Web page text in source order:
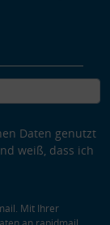
Daten genutzt
weiß, dass ich
Mit Ihrer